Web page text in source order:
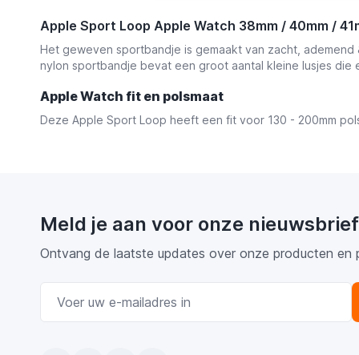
Apple Sport Loop Apple Watch 38mm / 40mm /
Het geweven sportbandje is gemaakt van zacht,
nylon sportbandje bevat een groot aantal kleine lusjes
Apple Watch fit en polsmaat
Deze Apple Sport Loop heeft een fit voor 130 - 200mm
Meld je aan voor onze nieuwsbrief
Ontvang de laatste updates over onze producten en